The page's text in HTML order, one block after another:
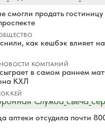
смогли продать гостиницу
как кешбэк влияет
НОВОСТИ КОМПАНИЙ
в самом раннем
КХЛ
аптеки отсудила почти